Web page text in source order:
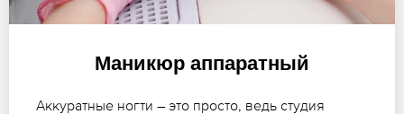
Маникюр аппаратный
Аккуратные ногти – это просто, ведь студия